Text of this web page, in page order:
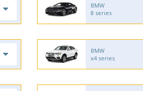
BMW
8 series
BMW
x4 series